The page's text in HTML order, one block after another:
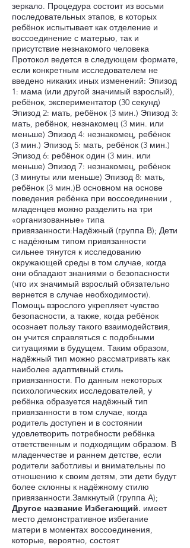
зеркало. Процедура состоит из восьми
последовательных этапов, в которых
ребёнок испытывает как отделение и
воссоединение с матерью, так и
присутствие незнакомого человека
Протокол ведется в следующем формате,
если конкретным исследователем не
введено никаких иных изменений: Эпизод
1: мама (или другой значимый взрослый),
ребёнок, экспериментатор (30 секунд)
Эпизод 2: мать, ребёнок (3 мин.) Эпизод 3:
мать, ребёнок, незнакомец (3 мин. или
меньше) Эпизод 4: незнакомец, ребёнок
(3 мин.) Эпизод 5: мать, ребёнок (3 мин.)
Эпизод 6: ребёнок один (3 мин. или
меньше) Эпизод 7: незнакомец, ребёнок
(3 минуты или меньше) Эпизод 8: мать,
ребёнок (3 мин.)В основном на основе
поведения ребёнка при воссоединении ,
младенцев можно разделить на три
«организованные» типа
привязанности:Надёжный (группа В); Дети
с надёжным типом привязанности
сильнее тянутся к исследованию
окружающей среды в том случае, когда
они обладают знаниями о безопасности
(что их значимый взрослый обязательно
вернется в случае необходимости).
Помощь взрослого укрепляет чувство
безопасности, а также, когда ребёнок
осознает пользу такого взаимодействия,
он учится справляться с подобными
ситуациями в будущем. Таким образом,
надёжный тип можно рассматривать как
наиболее адаптивный стиль
привязанности. По данным некоторых
психологических исследователей, у
ребёнка образуется надёжный тип
привязанности в том случае, когда
родитель доступен и в состоянии
удовлетворить потребности ребёнка
ответственным и подходящим образом. В
младенчестве и раннем детстве, если
родители заботливы и внимательны по
отношению к своим детям, эти дети будут
более склонны к надёжному стилю
привязанности.Замкнутый (группа А);
Другое название Избегающий. имеет
место демонстративное избегание
матери в моментах воссоединения,
которые, вероятно, состоят